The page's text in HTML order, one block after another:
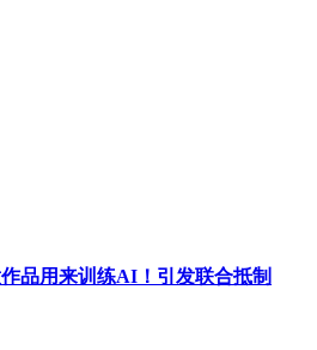
品用来训练AI！引发联合抵制